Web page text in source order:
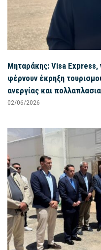
Μηταράκης: Visa Express,
φέρνουν έκρηξη
ανεργίας και
02/06/2026